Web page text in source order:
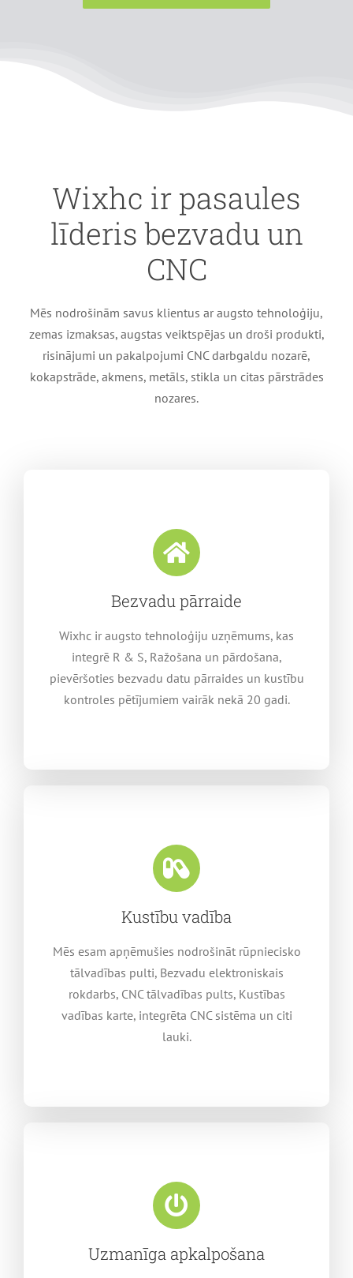
Wixhc ir pasaules
līderis bezvadu un
CNC
Mēs nodrošinām savus klientus ar augsto tehnoloģiju,
zemas izmaksas, augstas veiktspējas un droši produkti,
risinājumi un pakalpojumi CNC darbgaldu nozarē,
kokapstrāde, akmens, metāls, stikla un citas pārstrādes
nozares.
Bezvadu pārraide
Wixhc ir augsto tehnoloģiju uzņēmums, kas
integrē R & S, Ražošana un pārdošana,
pievēršoties bezvadu datu pārraides un kustību
kontroles pētījumiem vairāk nekā 20 gadi.
Kustību vadība
Mēs esam apņēmušies nodrošināt rūpniecisko
tālvadības pulti, Bezvadu elektroniskais
rokdarbs, CNC tālvadības pults, Kustības
vadības karte, integrēta CNC sistēma un citi
lauki.
Uzmanīga apkalpošana